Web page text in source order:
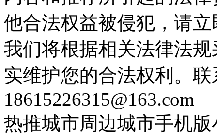
他合法权益被侵犯，请
我们将根据相关法律法
实维护您的合法权利。
18615226315@163.com
热推城市周边城市手机版